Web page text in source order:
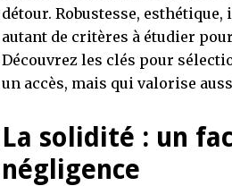
détour. Robustesse,
autant de critères à étudier
Découvrez les clés pour
un accès, mais qui valorise
La solidité : un
négligence